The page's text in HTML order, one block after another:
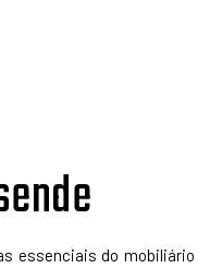
essenciais do mobiliário